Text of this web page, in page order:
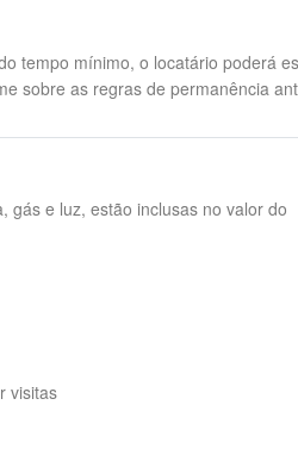
tempo mínimo, o locatário poderá
sobre as regras de permanência
gás e luz, estão inclusas no valor do
visitas